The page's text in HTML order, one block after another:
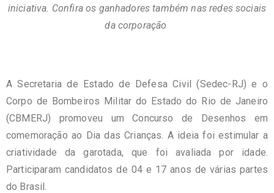
iniciativa. Confira os ganhadores também nas redes sociais
da corporação
A Secretaria de Estado de Defesa Civil (Sedec-RJ) e o
Corpo de Bombeiros Militar do Estado do Rio de Janeiro
(CBMERJ) promoveu um Concurso de Desenhos em
comemoração ao Dia das Crianças. A ideia foi estimular a
criatividade da garotada, que foi avaliada por idade.
Participaram candidatos de 04 e 17 anos de várias partes
do Brasil.